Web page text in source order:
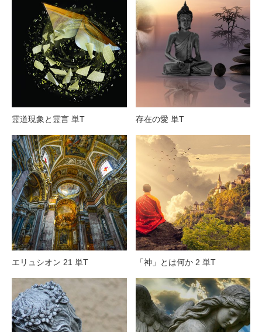
霊道現象と霊言 単T 存在の愛 単T
エリュシオン 21 単T 「神」とは何か 2 単T